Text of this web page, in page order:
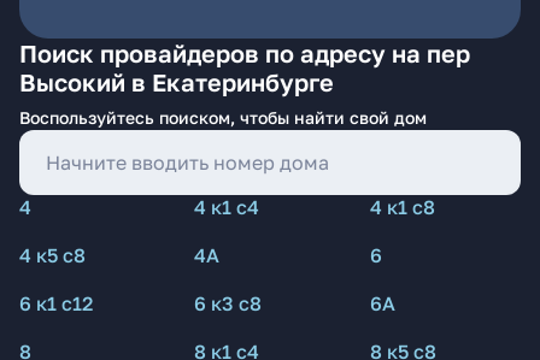
Поиск провайдеров по адресу на пер
Высокий в Екатеринбурге
Воспользуйтесь поиском, чтобы найти свой дом
4 4 к1 с4
4 к1 с8
4 к5 с8
4А
6
6 к1 с12
6 к3 с8
6А
8
8 к1 с4 8 к5 с8